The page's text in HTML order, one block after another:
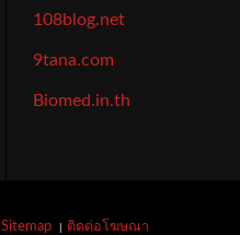
108blog.net
9tana.com
Biomed.in.th
Sitemap ติดต่อโฆษณา